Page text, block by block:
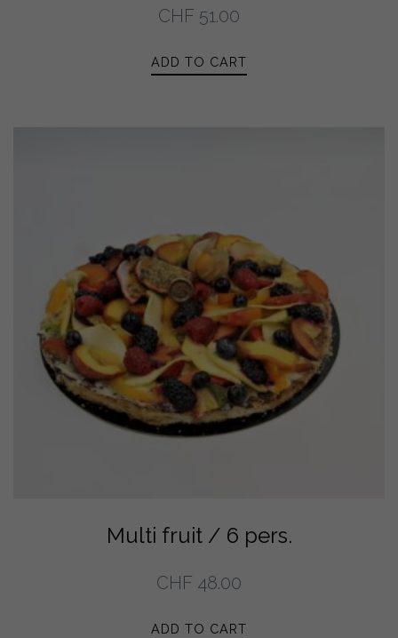
CHF 51.00
ADD TO CART
Multi fruit / 6 pers.
CHF 48.00
ADD TO CART